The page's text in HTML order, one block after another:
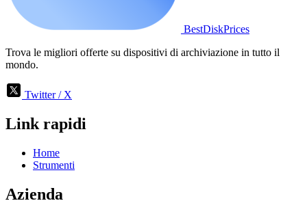
BestDiskPrices
Trova le migliori offerte su dispositivi di archiviazione in tutto il
mondo.
Twitter / X
Link rapidi
Home
Strumenti
Azienda